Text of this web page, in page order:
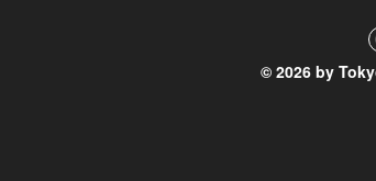
© 2026 by